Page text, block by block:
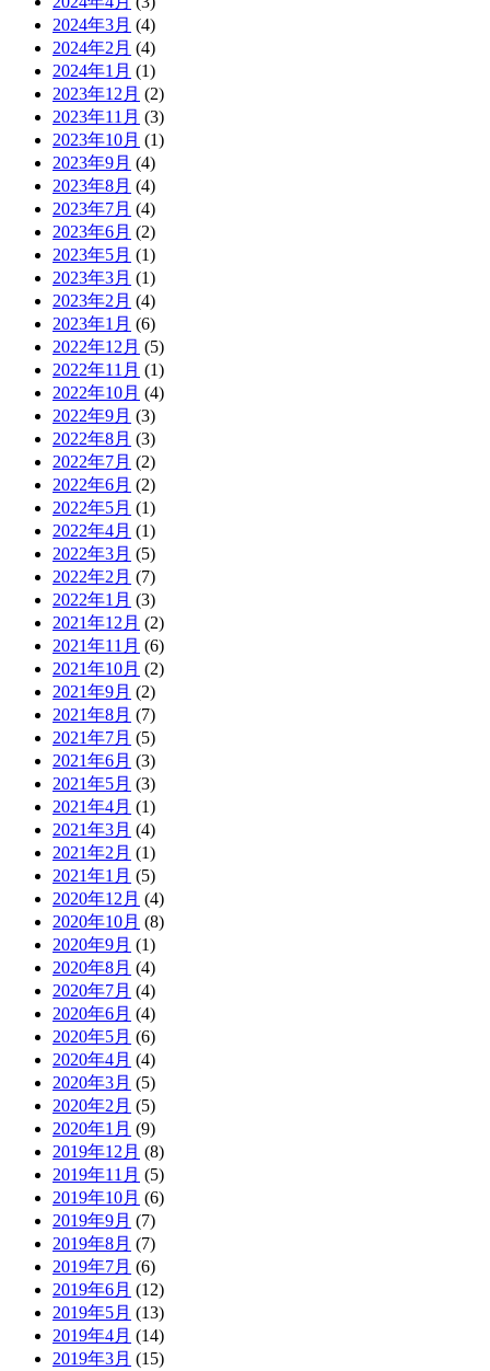
2024年3月 (4)
2024年2月 (4)
2024年1月 (1)
2023年12月 (2)
2023年11月 (3)
2023年10月 (1)
2023年9月 (4)
2023年8月 (4)
2023年7月 (4)
2023年6月 (2)
2023年5月 (1)
2023年3月 (1)
2023年2月 (4)
2023年1月 (6)
2022年12月 (5)
2022年11月 (1)
2022年10月 (4)
2022年9月 (3)
2022年8月 (3)
2022年7月 (2)
2022年6月 (2)
2022年5月 (1)
2022年4月 (1)
2022年3月 (5)
2022年2月 (7)
2022年1月 (3)
2021年12月 (2)
2021年11月 (6)
2021年10月 (2)
2021年9月 (2)
2021年8月 (7)
2021年7月 (5)
2021年6月 (3)
2021年5月 (3)
2021年4月 (1)
2021年3月 (4)
2021年2月 (1)
2021年1月 (5)
2020年12月 (4)
2020年10月 (8)
2020年9月 (1)
2020年8月 (4)
2020年7月 (4)
2020年6月 (4)
2020年5月 (6)
2020年4月 (4)
2020年3月 (5)
2020年2月 (5)
2020年1月 (9)
2019年12月 (8)
2019年11月 (5)
2019年10月 (6)
2019年9月 (7)
2019年8月 (7)
2019年7月 (6)
2019年6月 (12)
2019年5月 (13)
2019年4月 (14)
2019年3月 (15)